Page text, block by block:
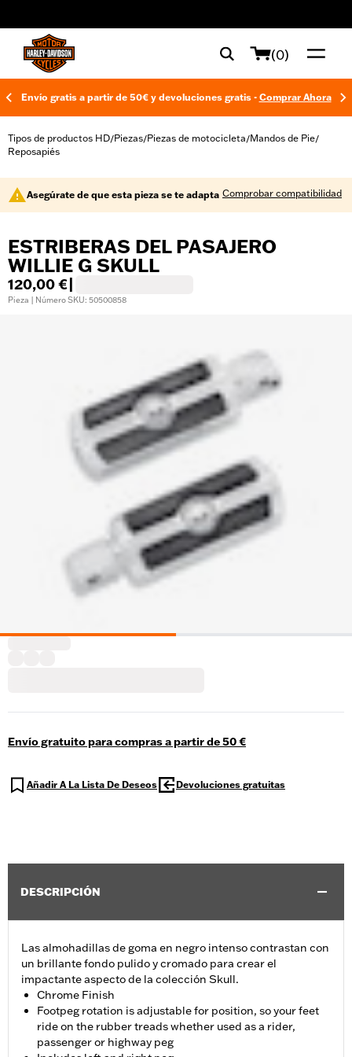
(0)
Envío gratis a partir de 50€ y devoluciones gratis - Comprar Ahora
Tipos de productos HD/Piezas/Piezas de motocicleta/Mandos de Pie/
Reposapiés
Asegúrate de que esta pieza se te adapta Comprobar compatibilidad
ESTRIBERAS DEL PASAJERO
WILLIE G SKULL
120,00 €
Pieza | Número SKU: 50500858
Envío gratuito para compras a partir de 50 €
Añadir A La Lista De Deseos Devoluciones gratuitas
DESCRIPCIÓN
Las almohadillas de goma en negro intenso contrastan con
un brillante fondo pulido y cromado para crear el
impactante aspecto de la colección Skull.
Chrome Finish
Footpeg rotation is adjustable for position, so your feet
ride on the rubber treads whether used as a rider,
passenger or highway peg